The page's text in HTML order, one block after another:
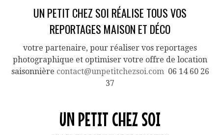
UN PETIT CHEZ SOI RÉALISE TOUS VOS
REPORTAGES MAISON ET DÉCO
votre partenaire, pour réaliser vos reportages
photographique et optimiser votre offre de location
saisonnière contact@unpetitchezsoi.com06 14 60 26
37
UN PETIT CHEZ SOI